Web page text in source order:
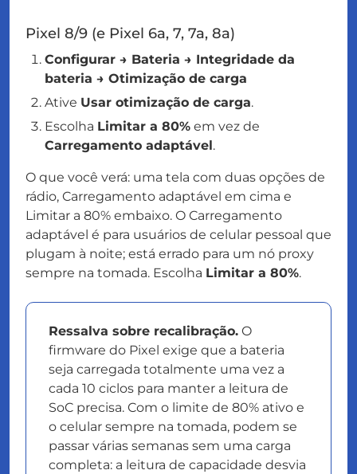
Pixel 8/9 (e Pixel 6a, 7, 7a, 8a)
Configurar → Bateria → Integridade da
bateria → Otimização de carga
Ative Usar otimização de carga.
Escolha Limitar a 80% em vez de
Carregamento adaptável.
O que você verá: uma tela com duas opções de
rádio, Carregamento adaptável em cima e
Limitar a 80% embaixo. O Carregamento
adaptável é para usuários de celular pessoal que
plugam à noite; está errado para um nó proxy
sempre na tomada. Escolha Limitar a 80%.
Ressalva sobre recalibração. O
firmware do Pixel exige que a bateria
seja carregada totalmente uma vez a
cada 10 ciclos para manter a leitura de
SoC precisa. Com o limite de 80% ativo e
o celular sempre na tomada, podem se
passar várias semanas sem uma carga
completa: a leitura de capacidade desvia